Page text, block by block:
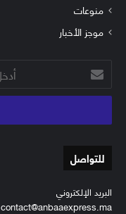
منوعات
موجز الأخبار
أدخل
بريدك
الإلكتروني
للتواصل
البريد الإلكتروني
contact@anbaaexpress.ma